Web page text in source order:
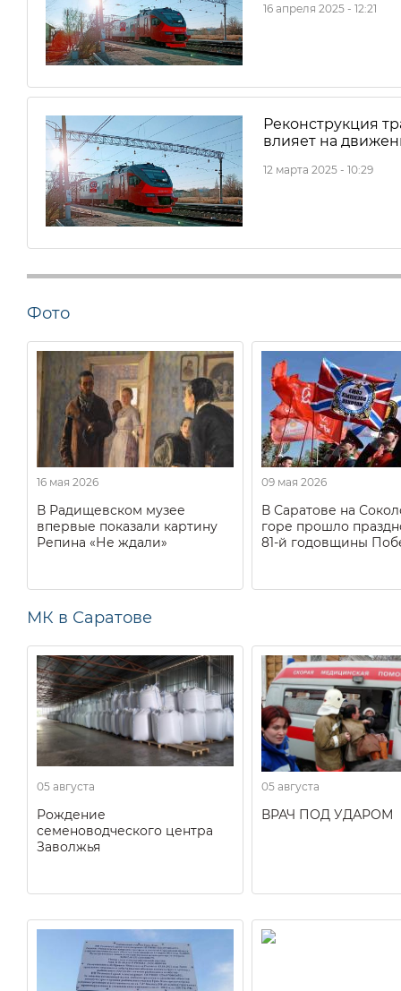
16 апреля 2025 - 12:21
Реконструкция
влияет на
12 марта 2025 - 10:29
Фото
16 мая 2026
В Радищевском музее
впервые показали картину
Репина «Не ждали»
09 мая 2026
В Саратове на
горе прошло
81-й годовщины
МК в Саратове
05 августа
Рождение
семеноводческого центра
Заволжья
05 августа
ВРАЧ ПОД УДАРОМ